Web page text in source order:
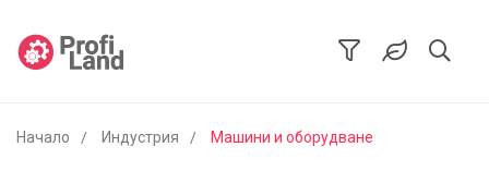
Начало Индустрия Машини и оборудване